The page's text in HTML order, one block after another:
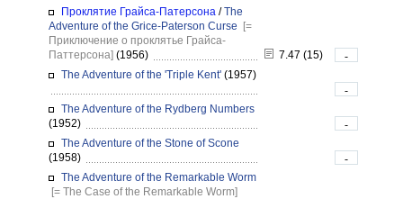
Проклятие Грайса-Патерсона /The
Adventure of the Grice-Paterson Curse
[=
Приключение о проклятье Грайса-
Паттерсона] (1956) 7.47 (15)
-
The Adventure of the 'Triple Kent' (1957)
-
The Adventure of the Rydberg Numbers
(1952)
-
The Adventure of the Stone of Scone
(1958)
-
The Adventure of the Remarkable Worm
[= The Case of the Remarkable Worm]